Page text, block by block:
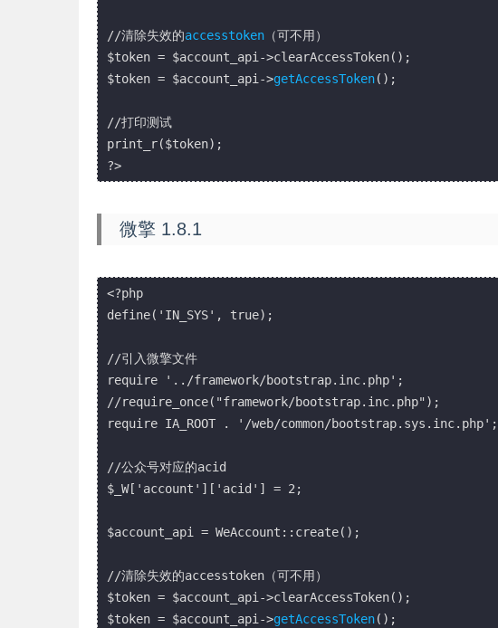
//清除失效的accesstoken （可不用）
$token = $account_api->clearAccessToken();
$token = $account_api->getAccessToken();
//打印测试
print_r($token);
微擎 1.8.1
<?php
define('IN_SYS', true);
//引入微擎文件
require '../framework/bootstrap.inc.php';
//require_once("framework/bootstrap.inc.php");
require IA_ROOT . '/web/common/bootstrap.sys.inc.php';
//公众号对应的acid
$_W['account']['acid'] = 2;
$account_api = WeAccount::create();
//清除失效的accesstoken（可不用）
$token = $account_api->clearAccessToken();
$token = $account_api->getAccessToken();